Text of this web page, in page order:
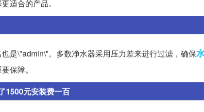
适合的产品。
是\"admin\"。多数净水器采用压力差来进行过滤，确保
保障。
1500元安装费一百